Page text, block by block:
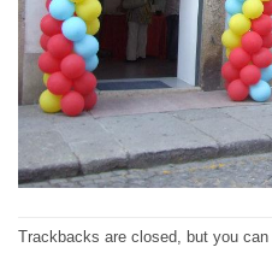
Trackbacks are closed, but you can